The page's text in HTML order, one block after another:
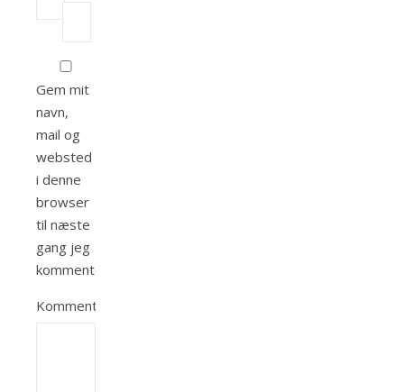
Gem mit
navn,
mail og
websted
i denne
browser
til næste
gang jeg
kommenterer.
Kommentar